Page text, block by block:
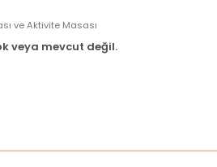
ve Aktivite Masası
veya mevcut değil.